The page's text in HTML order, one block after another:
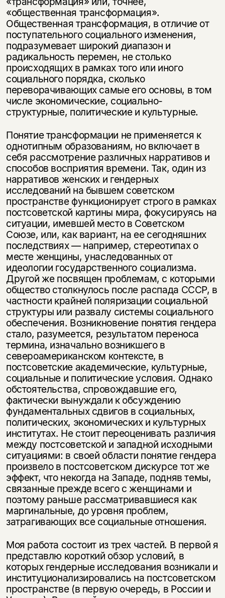
«общественная трансформация».
Общественная трансформация, в отличие от
поступатель­ного социального изменения,
подразумевает широкий диапазон и
радикаль­ность перемен, не столько
происходящих в рамках того или иного
социального порядка, сколько
переворачивающих самые его основы, в том
числе экономи­ческие, социально-
структурные, политические и культурные.
Понятие трансформации не применяется к
однотипным образованиям, но включает в
себя рассмотрение различных нарративов и
способов восприятия времени. Так, один из
нарративов женских и гендерных
исследований на быв­шем советском
пространстве функционирует строго в рамках
постсоветской картины мира, фокусируясь на
ситуации, имевшей место в Советском
Союзе, или, как вариант, на ее сегодняшних
последствиях — например, стереотипах о
месте женщины, унаследованных от
идеологии государственного социализ­ма.
Другой же посвящен проблемам, с которыми
общество столкнулось после распада СССР, в
частности крайней поляризации социальной
структуры или развалу системы социального
обеспечения. Возникновение понятия гендера
стало, разумеется, результатом переноса
термина, изначально возникшего в
североамериканском контексте, в
постсоветские академические, культурные,
социальные и политические условия. Однако
обстоятельства, спровождавшие его,
фактически вынуждали к обсуждению
фундаментальных сдвигов в соци­альных,
политических, экономических и культурных
институтах. Не стоит пе­реоценивать различия
между постсоветской и западной исходными
ситуа­циями: в своей области понятие гендера
произвело в постсоветском дискурсе тот же
эффект, что некогда на Западе, подняв темы,
связанные прежде всего с женщинами и
поэтому раньше рассматривавшиеся как
маргинальные, до уровня проблем,
затрагивающих все социальные отношения.
Моя работа состоит из трех частей. В первой я
представлю короткий обзор условий, в
которых гендерные исследования возникали и
институционали­зировались на постсоветском
пространстве (в первую очередь, в России и